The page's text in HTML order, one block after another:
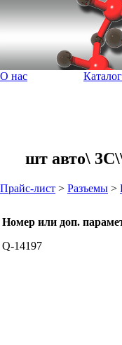
О нас Каталог
шт авто\
Прайс-лист > Разъемы >
Номер или доп.
Q-14197